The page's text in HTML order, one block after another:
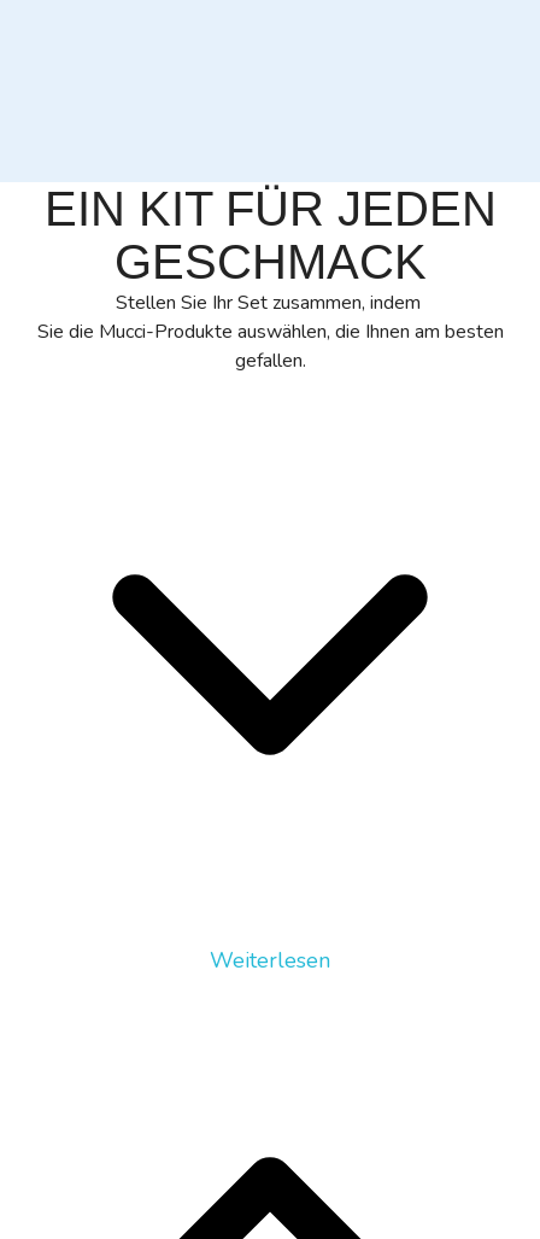
EIN KIT FÜR JEDEN
GESCHMACK
Stellen Sie Ihr Set zusammen, indem
Sie die Mucci-Produkte auswählen, die Ihnen am besten
gefallen.
Weiterlesen